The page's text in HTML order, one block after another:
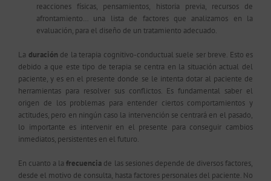
reacciones físicas, pensamientos, historia previa, recursos de
afrontamiento… una lista de factores que analizamos en la
evaluación, para el diseño de un tratamiento adecuado.
La duración de la terapia cognitivo-conductual suele ser breve. Esto es
debido a que este tipo de terapia se centra en la situación actual del
paciente, y es en el presente donde se le intenta dotar al paciente de
herramientas para resolver sus conflictos. Es fundamental saber el
origen de los problemas para entender ciertos comportamientos y
actitudes, pero en ningún caso la intervención se centrará en el pasado,
lo importante es intervenir en el presente para conseguir cambios
inmediatos, persistentes en el futuro.
En cuanto a lafrecuencia de las sesiones depende de diversos factores,
desde el motivo de consulta, hasta factores personales del paciente. No